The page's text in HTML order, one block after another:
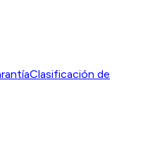
Clasificación de